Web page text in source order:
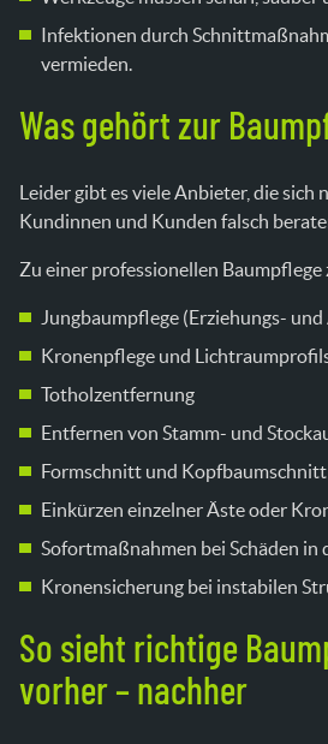
Infektionen durch
vermieden.
Was gehört zur
Leider gibt es viele Anbieter, die sich
Kundinnen und Kunden falsch
Zu einer professionellen Baumpflege
Jungbaumpflege (Erziehungs-
Kronenpflege und
Totholzentfernung
Entfernen von Stamm- und
Formschnitt und Kopfbaumschnitt
Einkürzen einzelner Äste oder
Sofortmaßnahmen bei Schäden in
Kronensicherung bei instabilen
So sieht richtige
vorher – nachher